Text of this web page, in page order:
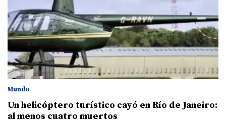
Mundo
Un helicóptero turístico cayó en Río de Janeiro:
al menos cuatro muertos